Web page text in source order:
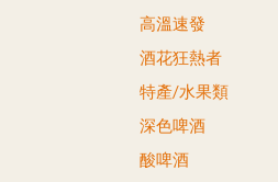
高溫速發
酒花狂熱者
特產/水果類
深色啤酒
酸啤酒